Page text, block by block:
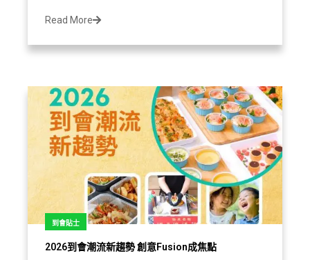
Read More
到會貼士
2026到會潮流新趨勢 創意Fusion成焦點